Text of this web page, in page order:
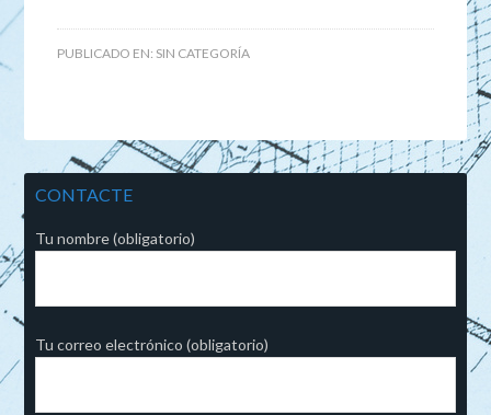
PUBLICADO EN: SIN CATEGORÍA
CONTACTE
Tu nombre (obligatorio)
Tu correo electrónico (obligatorio)